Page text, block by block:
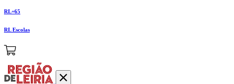
RL+65
RL Escolas